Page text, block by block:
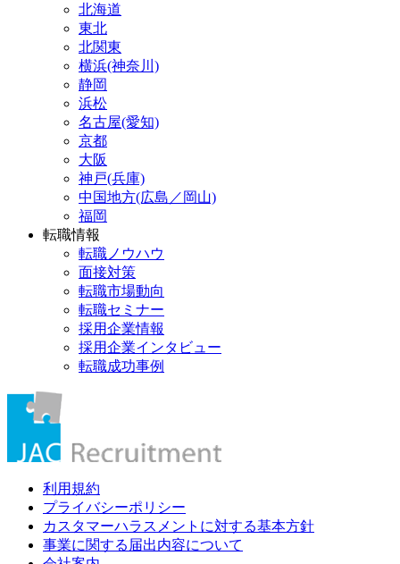
北海道
東北
北関東
横浜(神奈川)
静岡
浜松
名古屋(愛知)
京都
大阪
神戸(兵庫)
中国地方(広島／岡山)
福岡
転職情報
転職ノウハウ
面接対策
転職市場動向
転職セミナー
採用企業情報
採用企業インタビュー
転職成功事例
利用規約
プライバシーポリシー
カスタマーハラスメントに対する基本方針
事業に関する届出内容について